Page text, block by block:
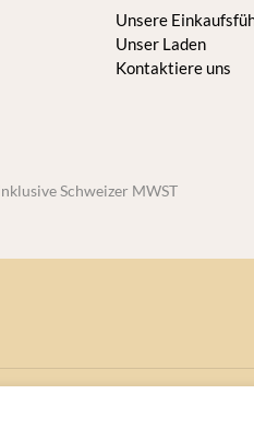
Unsere
Unser Laden
Kontaktiere uns
Schweizer MWST